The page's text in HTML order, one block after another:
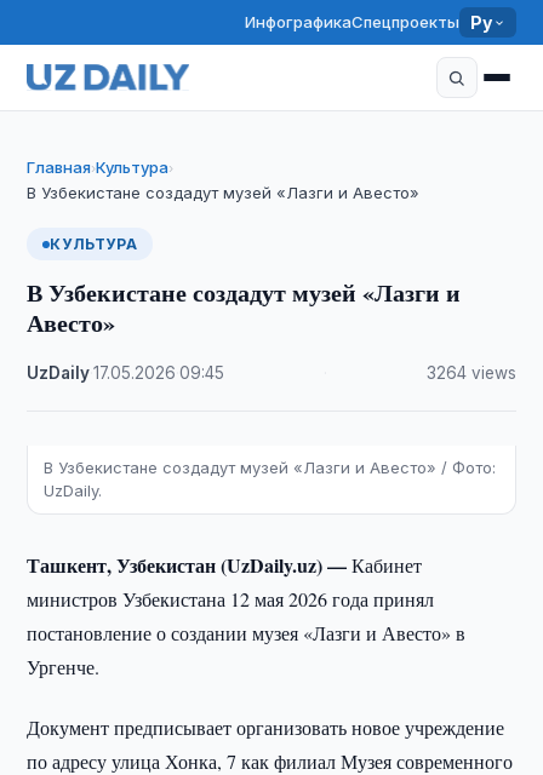
ИнфографикаСпецпроекты Ру
Главная›Культура›
В Узбекистане создадут музей «Лазги и Авесто»
КУЛЬТУРА
В Узбекистане создадут музей «Лазги и
Авесто»
UzDaily·17.05.2026 ·09:45 3264 views
В Узбекистане создадут музей «Лазги и Авесто» / Фото:
UzDaily.
Ташкент, Узбекистан (UzDaily.uz) —Кабинет
министров Узбекистана 12 мая 2026 года принял
постановление о создании музея «Лазги и Авесто» в
Ургенче.
Документ предписывает организовать новое учреждение
по адресу улица Хонка, 7 как филиал Музея современного